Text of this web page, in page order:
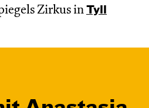
Zirkus in Tyll